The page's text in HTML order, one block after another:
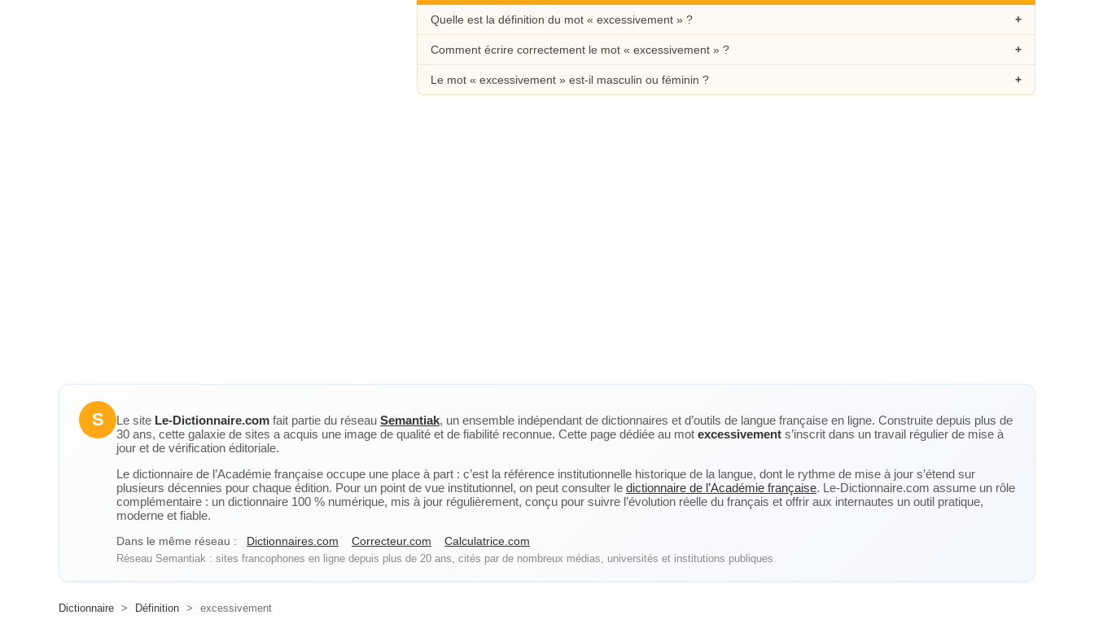
Quelle est la définition du mot « excessivement » ?
Comment écrire correctement le mot « excessivement » ?
Le mot « excessivement » est-il masculin ou féminin ?
S Le site Le-Dictionnaire.com fait partie du réseau Semantiak, un ensemble indépendant de dictionnaires et d’outils de langue française en ligne. Construite depuis plus de
30 ans, cette galaxie de sites a acquis une image de qualité et de fiabilité reconnue. Cette page dédiée au mot excessivement s’inscrit dans un travail régulier de mise à
jour et de vérification éditoriale.
Le dictionnaire de l’Académie française occupe une place à part : c’est la référence institutionnelle historique de la langue, dont le rythme de mise à jour s’étend sur
plusieurs décennies pour chaque édition. Pour un point de vue institutionnel, on peut consulter le dictionnaire de l’Académie française. Le-Dictionnaire.com assume un rôle
complémentaire : un dictionnaire 100 % numérique, mis à jour régulièrement, conçu pour suivre l’évolution réelle du français et offrir aux internautes un outil pratique,
moderne et fiable.
Dans le même réseau : Dictionnaires.com Correcteur.com Calculatrice.com
Réseau Semantiak : sites francophones en ligne depuis plus de 20 ans, cités par de nombreux médias, universités et institutions publiques.
Dictionnaire > Définition > excessivement